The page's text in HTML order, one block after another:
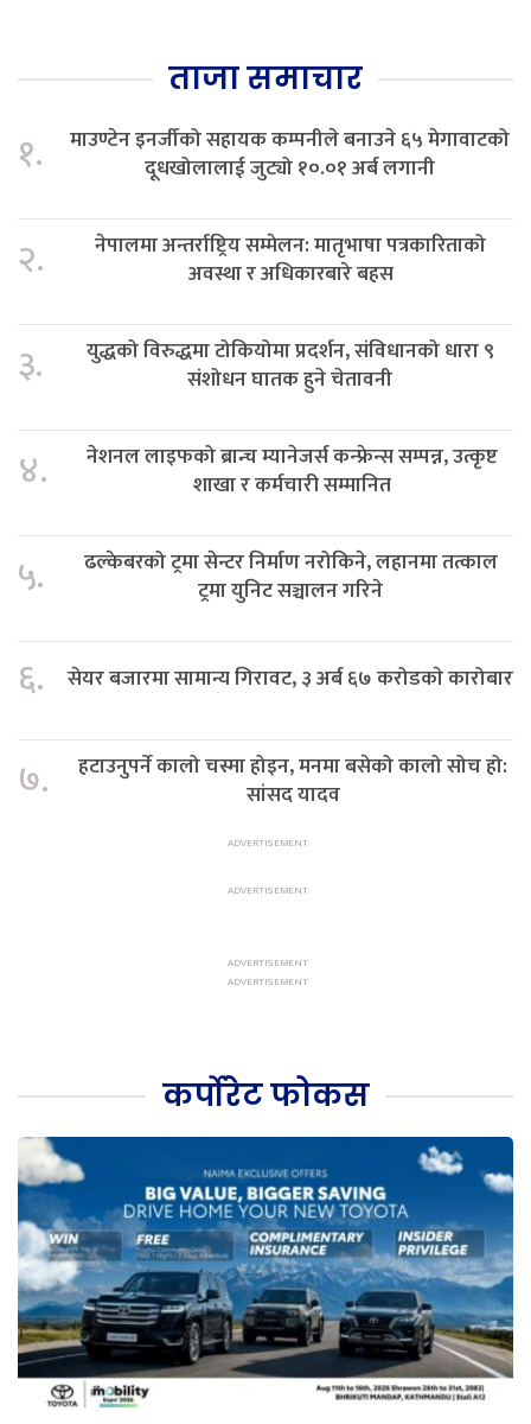
ताजा समाचार
१.
माउण्टेन इनर्जीको सहायक कम्पनीले बनाउने ६५ मेगावाटको
दूधखोलालाई जुट्यो १०.०१ अर्ब लगानी
२.
नेपालमा अन्तर्राष्ट्रिय सम्मेलन: मातृभाषा पत्रकारिताको
अवस्था र अधिकारबारे बहस
३.
युद्धको विरुद्धमा टोकियोमा प्रदर्शन, संविधानको धारा ९
संशोधन घातक हुने चेतावनी
४.
नेशनल लाइफको ब्रान्च म्यानेजर्स कन्फ्रेन्स सम्पन्न, उत्कृष्ट
शाखा र कर्मचारी सम्मानित
५.
ढल्केबरको ट्रमा सेन्टर निर्माण नरोकिने, लहानमा तत्काल
ट्रमा युनिट सञ्चालन गरिने
६. सेयर बजारमा सामान्य गिरावट, ३ अर्ब ६७ करोडकाे कारोबार
७.
हटाउनुपर्ने कालो चस्मा होइन, मनमा बसेको कालो सोच हो:
सांसद यादव
कर्पोरेट फोकस